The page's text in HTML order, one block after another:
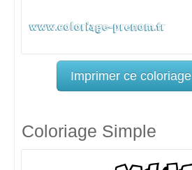
Imprimer ce coloriage
Coloriage Simple